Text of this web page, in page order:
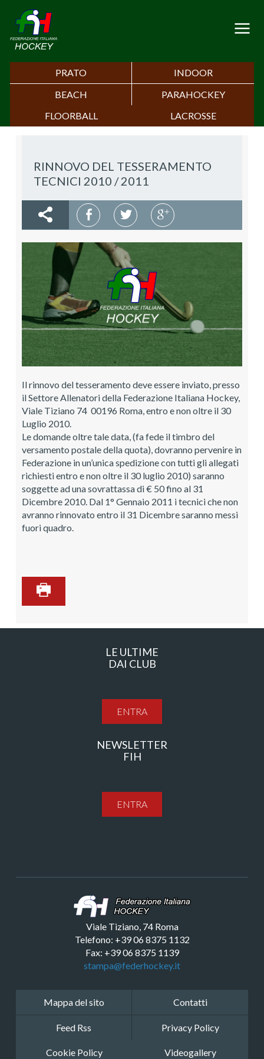
PRATO
INDOOR
BEACH
PARAHOCKEY
FLOORBALL
LACROSSE
RINNOVO DEL TESSERAMENTO
TECNICI 2010 / 2011
Il rinnovo del tesseramento deve essere inviato, presso
il Settore Allenatori della Federazione Italiana Hockey,
Viale Tiziano 74 00196 Roma, entro e non oltre il 30
Luglio 2010.
Le domande oltre tale data, (fa fede il timbro del
versamento postale della quota), dovranno pervenire in
Federazione in un’unica spedizione con tutti gli allegati
richiesti entro e non oltre il 30 luglio 2010) saranno
soggette ad una sovrattassa di € 50 fino al 31
Dicembre 2010. Dal 1° Gennaio 2011 i tecnici che non
avranno rinnovato entro il 31 Dicembre saranno messi
fuori quadro.
LE ULTIME
DAI CLUB
ENTRA
NEWSLETTER
FIH
ENTRA
Viale Tiziano, 74 Roma
Telefono: +39 06 8375 1132
Fax: +39 06 8375 1139
stampa@federhockey.it
Mappa del sito Contatti
Feed Rss Privacy Policy
Cookie Policy Videogallery